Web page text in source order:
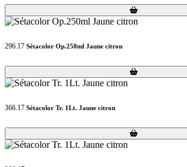
Loading...
Loading...
296.17 Sétacolor Op.250ml Jaune citron
Loading...
Loading...
366.17 Sétacolor Tr. 1Lt. Jaune citron
Loading...
Loading...